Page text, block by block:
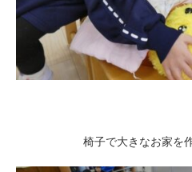
椅子で大きなお家を